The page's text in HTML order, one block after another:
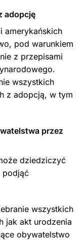
adopcję
amerykańskich
pod warunkiem
z przepisami
wszystkich
z adopcją, w tym
przez
dziedziczyć
podjąć
wszystkich
jak akt urodzenia
obywatelstwo